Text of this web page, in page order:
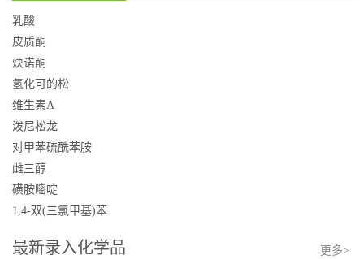
乳酸
皮质酮
炔诺酮
氢化可的松
维生素A
泼尼松龙
对甲苯硫酰苯胺
雌三醇
磺胺嘧啶
1,4-双(三氯甲基)苯
最新录入化学品 更多>